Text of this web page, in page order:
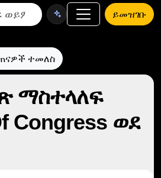
ይመዝገቡ
ተመለስ
ማስተላለፍ
Congress ወደ